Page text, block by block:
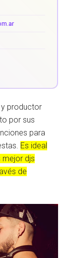
productor
por sus
para
Es ideal
mejor djs
de